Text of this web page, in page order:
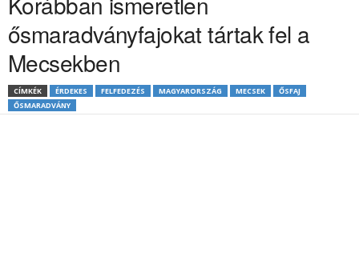
ősmaradványfajokat tártak fel a
Mecsekben
CÍMKÉK ÉRDEKES FELFEDEZÉS MAGYARORSZÁG MECSEK
ŐSFAJ
ŐSMARADVÁNY